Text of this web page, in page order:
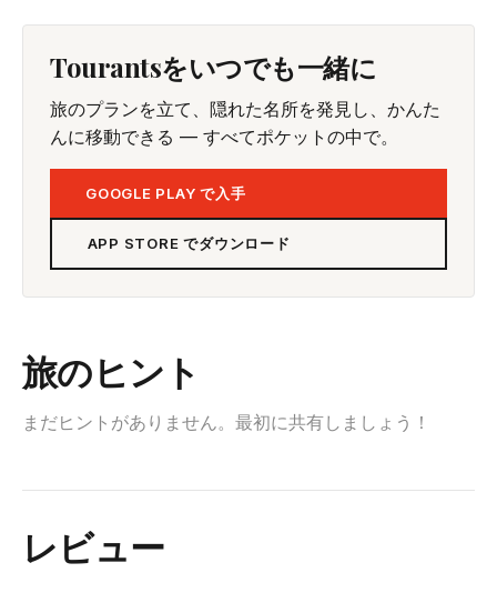
Tourantsをいつでも一緒に
旅のプランを立て、隠れた名所を発見し、かんた
んに移動できる — すべてポケットの中で。
GOOGLE PLAY で入手
APP STORE でダウンロード
旅のヒント
まだヒントがありません。最初に共有しましょう！
レビュー